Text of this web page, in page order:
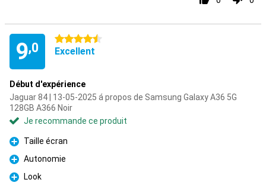
9,0
4.5 étoiles
Excellent
Début d'expérience
Jaguar 84 | 13-05-2025 á propos de Samsung Galaxy A36 5G
128GB A366 Noir
Je recommande ce produit
Pour
Taille écran
Pour
Autonomie
Pour
Look